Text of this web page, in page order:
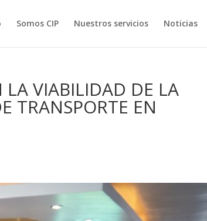
Somos CIP Nuestros servicios Noticias
LA VIABILIDAD DE LA
TRANSPORTE EN